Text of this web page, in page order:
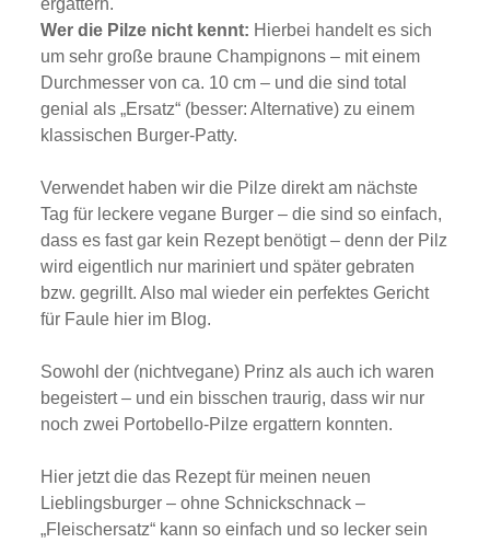
ergattern.
Wer die Pilze nicht kennt: Hierbei handelt es sich
um sehr große braune Champignons – mit einem
Durchmesser von ca. 10 cm – und die sind total
genial als „Ersatz“ (besser: Alternative) zu einem
klassischen Burger-Patty.
Verwendet haben wir die Pilze direkt am nächste
Tag für leckere vegane Burger – die sind so einfach,
dass es fast gar kein Rezept benötigt – denn der Pilz
wird eigentlich nur mariniert und später gebraten
bzw. gegrillt. Also mal wieder ein perfektes Gericht
für Faule hier im Blog.
Sowohl der (nichtvegane) Prinz als auch ich waren
begeistert – und ein bisschen traurig, dass wir nur
noch zwei Portobello-Pilze ergattern konnten.
Hier jetzt die das Rezept für meinen neuen
Lieblingsburger – ohne Schnickschnack –
„Fleischersatz“ kann so einfach und so lecker sein